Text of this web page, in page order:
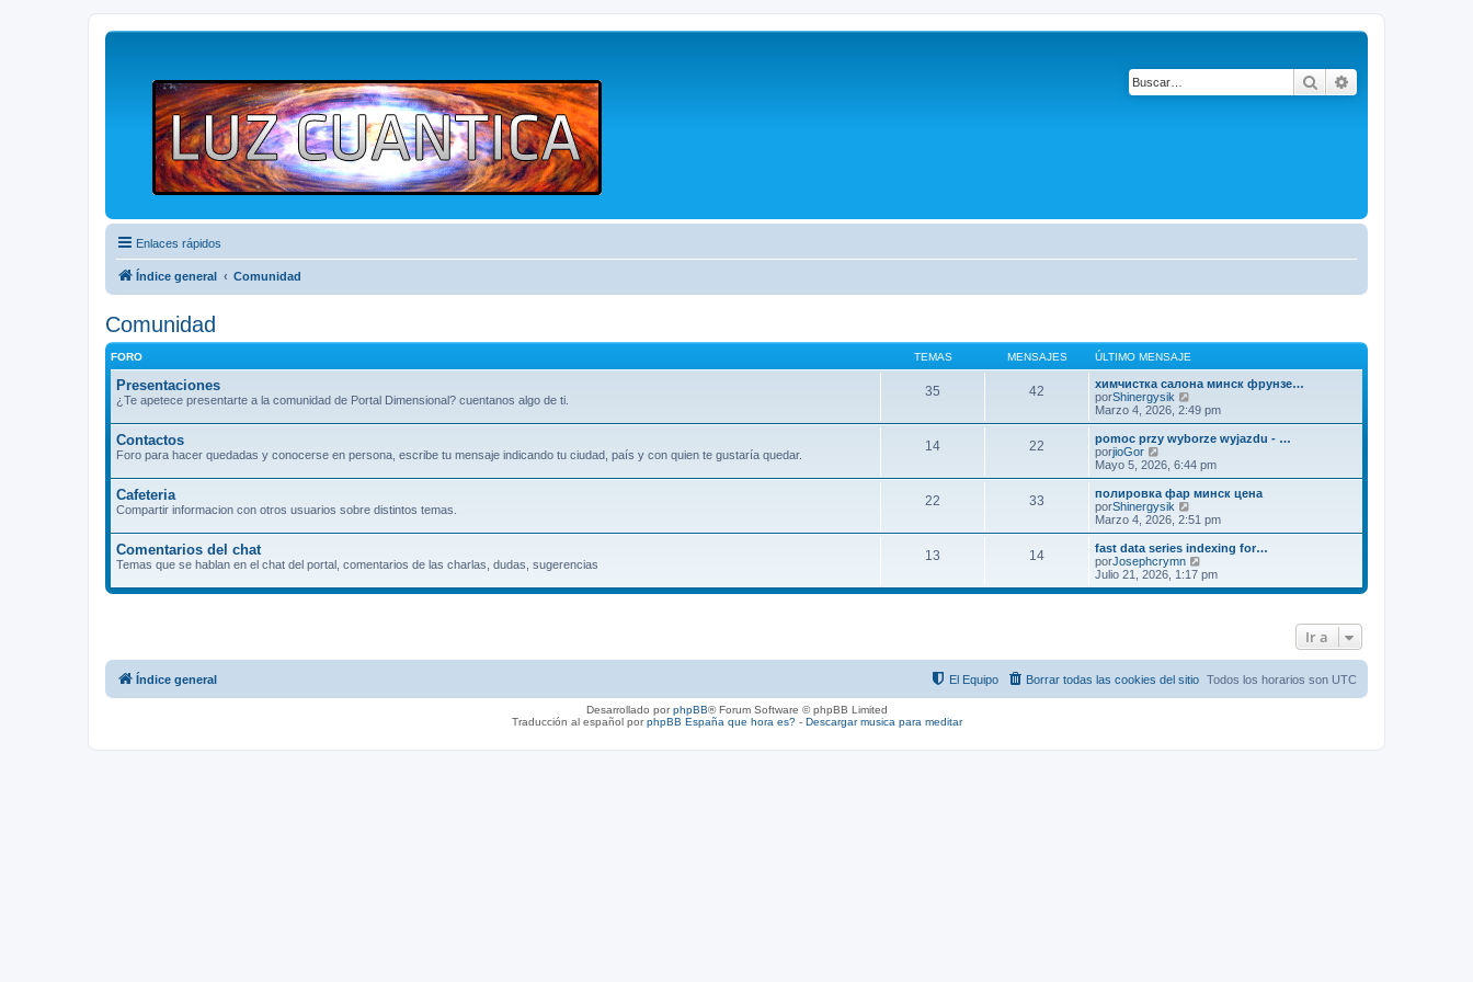
Buscar
Enlaces rápidos
Índice general Comunidad
Comunidad
FORO TEMAS MENSAJES ÚLTIMO MENSAJE
Presentaciones
¿Te apetece presentarte a la comunidad de Portal Dimensional? cuentanos algo de ti.
35 42
химчистка салона минск фрунзе…
porShinergysik
e
r
ú
t
o
m
e
s
a
j
e
Marzo 4, 2026, 2:49 pm
Contactos
Foro para hacer quedadas y conocerse en persona, escribe tu mensaje indicando tu ciudad, país y con quien te gustaría quedar.
14 22
pomoc przy wyborze wyjazdu - …
porjioGor
e
r
ú
l
t
m
o
m
e
n
Mayo 5, 2026, 6:44 pm
Cafeteria
Compartir informacion con otros usuarios sobre distintos temas.
22 33
полировка фар минск цена
porShinergysik
e
r
ú
l
t
m
s
a
e
Marzo 4, 2026, 2:51 pm
Comentarios del chat
Temas que se hablan en el chat del portal, comentarios de las charlas, dudas, sugerencias
13 14
fast data series indexing for…
porJosephcrymn
e
r
m
Julio 21, 2026, 1:17 pm
Ir a
Índice general Todos los horarios son UTC
Borrar todas las cookies del sitio
El Equipo
Desarrollado porphpBB® Forum Software © phpBB Limited
Traducción al español porphpBB España que hora es?- Descargar musica para meditar